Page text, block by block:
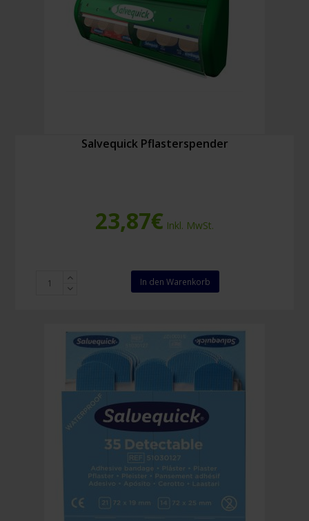
Salvequick Pflasterspender
23,87€ Inkl. MwSt.
Salvequick
Pflasterspender
In den Warenkorb